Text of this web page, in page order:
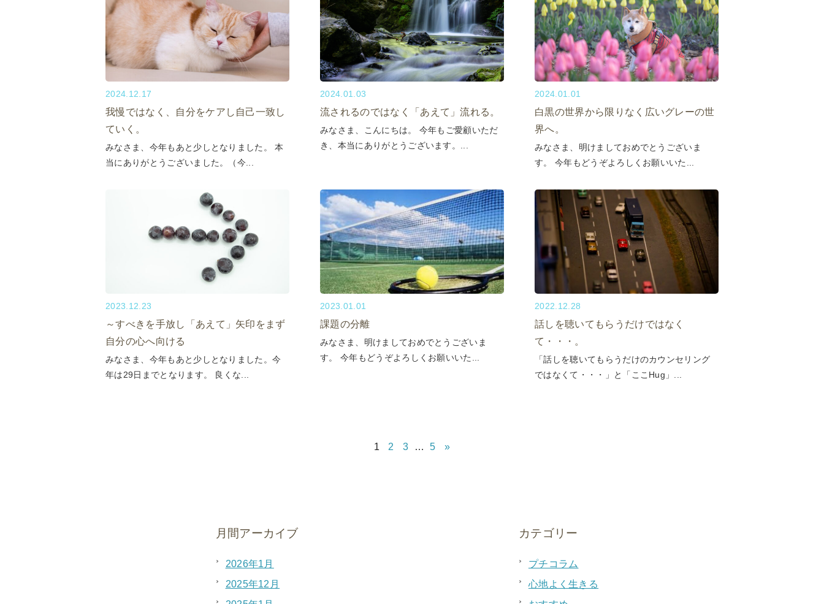
2024.12.17
我慢ではなく、自分をケアし自己一致し
ていく。
みなさま、今年もあと少しとなりました。 本
当にありがとうございました。（今...
2024.01.03
流されるのではなく「あえて」流れる。
みなさま、こんにちは。 今年もご愛顧いただ
き、本当にありがとうございます。...
2024.01.01
白黒の世界から限りなく広いグレーの世
界へ。
みなさま、明けましておめでとうございま
す。 今年もどうぞよろしくお願いいた...
2023.12.23
～すべきを手放し「あえて」矢印をまず
自分の心へ向ける
みなさま、今年もあと少しとなりました。今
年は29日までとなります。 良くな...
2023.01.01
課題の分離
みなさま、明けましておめでとうございま
す。 今年もどうぞよろしくお願いいた...
2022.12.28
話しを聴いてもらうだけではなく
て・・・。
「話しを聴いてもらうだけのカウンセリング
ではなくて・・・」と「ここHug」...
1 2 3 … 5 »
月間アーカイブ
2026年1月
2025年12月
カテゴリー
プチコラム
心地よく生きる